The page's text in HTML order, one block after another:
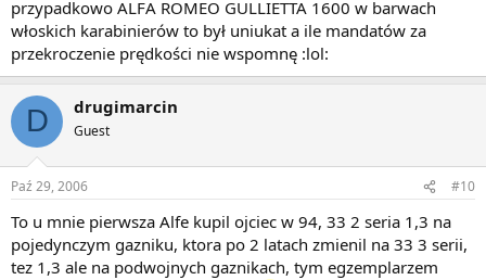
przypadkowo ALFA ROMEO GULLIETTA 1600 w barwach
włoskich karabinierów to był uniukat a ile mandatów za
przekroczenie prędkości nie wspomnę :lol:
D drugimarcin
Guest
Paź 29, 2006 #10
To u mnie pierwsza Alfe kupil ojciec w 94, 33 2 seria 1,3 na
pojedynczym gazniku, ktora po 2 latach zmienil na 33 3 serii,
tez 1,3 ale na podwojnych gaznikach, tym egzemplarzem